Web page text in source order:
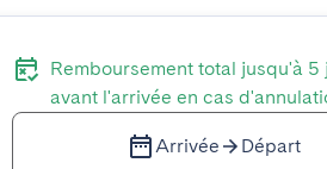
Remboursement total jusqu'à 5
avant l'arrivée en cas
Arrivée Départ